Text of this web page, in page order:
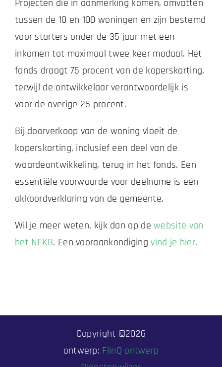
Projecten die in aanmerking komen, omvatten
tussen de 10 en 100 woningen en zijn bestemd
voor starters onder de 35 jaar met een
inkomen tot maximaal twee keer modaal. Het
fonds draagt 75 procent van de koperskorting,
terwijl de ontwikkelaar verantwoordelijk is
voor de overige 25 procent.
Bij doorverkoop van de woning vloeit de
koperskorting, inclusief een deel van de
waardeontwikkeling, terug in het fonds. Een
essentiële voorwaarde voor deelname is een
akkoordverklaring van de gemeente.
Wil je meer weten, kijk dan op dewebsite van
het NFKB. Een vooraankondigingvind je hier.
Copyright ©2026
ontwerp: FlinQ ontwerp